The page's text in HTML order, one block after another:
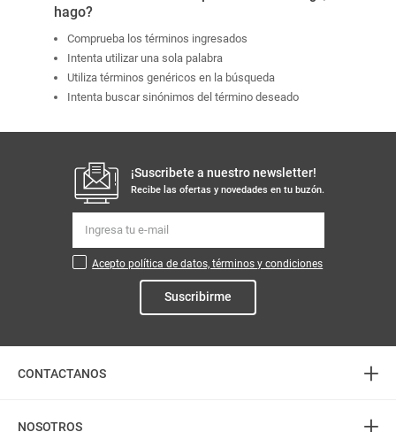
hago?
Comprueba los términos ingresados
Intenta utilizar una sola palabra
Utiliza términos genéricos en la búsqueda
Intenta buscar sinónimos del término deseado
¡Suscribete a nuestro newsletter!
Recibe las ofertas y novedades en tu buzón.
Acepto política de datos, términos y condiciones
Suscribirme
CONTACTANOS +
Atención telefónica
NOSOTROS